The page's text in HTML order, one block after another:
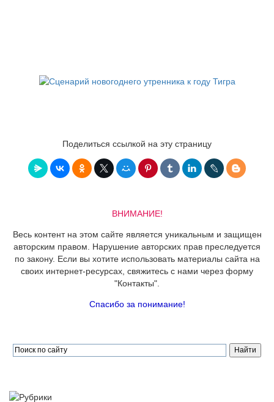
Поделиться ссылкой на эту страницу
ВНИМАНИЕ!
Весь контент на этом сайте является уникальным и защищен
авторским правом. Нарушение авторских прав преследуется
по закону. Если вы хотите использовать материалы сайта на
своих интернет-ресурсах, свяжитесь с нами через форму
"Контакты".
Спасибо за понимание!